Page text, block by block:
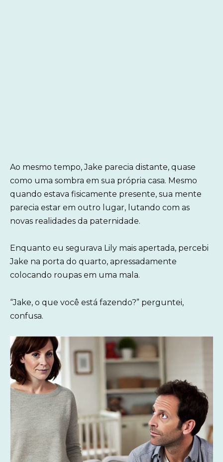
Ao mesmo tempo, Jake parecia distante, quase
como uma sombra em sua própria casa. Mesmo
quando estava fisicamente presente, sua mente
parecia estar em outro lugar, lutando com as
novas realidades da paternidade.
Enquanto eu segurava Lily mais apertada, percebi
Jake na porta do quarto, apressadamente
colocando roupas em uma mala.
“Jake, o que você está fazendo?” perguntei,
confusa.